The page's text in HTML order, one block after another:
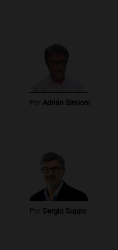
Por Adrián Simioni
Por Sergio Suppo